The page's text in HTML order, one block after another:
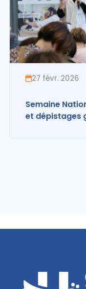
Semaine du rein
Une très belle
Semaine Nationale du
de cette
27 févr. 2026
Semaine
et dépistages